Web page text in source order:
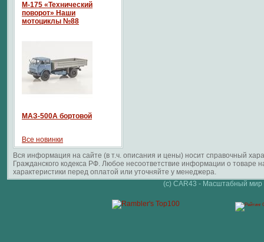
М-175 «Технический
поворот» Наши
мотоциклы №88
МАЗ-500А бортовой
Все новинки
Вся информация на сайте (в т.ч. описания и цены) носит справочный
Гражданского кодекса РФ. Любое несоответствие информации о
характеристики перед оплатой или уточняйте у менеджера.
(c) CAR43 - Масштабный мир